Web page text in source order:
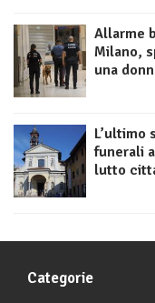
Allarme
Milano,
una
L’ultimo
funerali
lutto
Categorie